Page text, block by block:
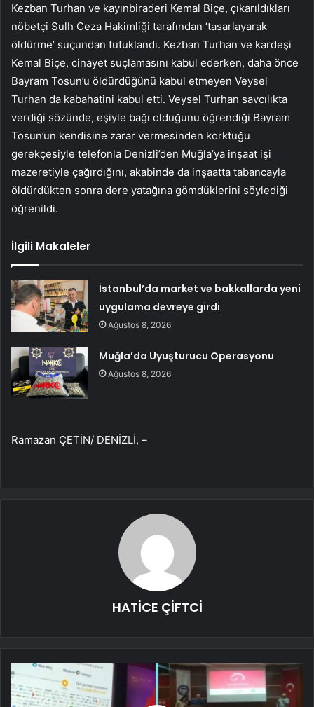
Kezban Turhan ve kayınbiraderi Kemal Biçe, çıkarıldıkları
nöbetçi Sulh Ceza Hakimliği tarafından ‘tasarlayarak
öldürme’ suçundan tutuklandı. Kezban Turhan ve kardeşi
Kemal Biçe, cinayet suçlamasını kabul ederken, daha önce
Bayram Tosun’u öldürdüğünü kabul etmeyen Veysel
Turhan da kabahatini kabul etti. Veysel Turhan savcılıkta
verdiği sözünde, eşiyle bağı olduğunu öğrendiği Bayram
Tosun’un kendisine zarar vermesinden korktuğu
gerekçesiyle telefonla Denizli’den Muğla’ya inşaat işi
mazeretiyle çağırdığını, akabinde da inşaatta tabancayla
öldürdükten sonra dere yatağına gömdüklerini söylediği
öğrenildi.
İlgili Makaleler
İstanbul’da market ve bakkallarda yeni
uygulama devreye girdi
Ağustos 8, 2026
Muğla’da Uyuşturucu Operasyonu
Ağustos 8, 2026
Ramazan ÇETİN/ DENİZLİ, –
HATİCE ÇİFTCİ